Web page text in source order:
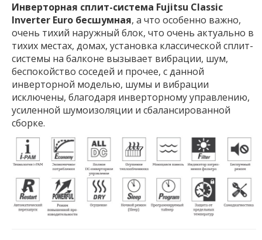
Инверторная сплит-система Fujitsu Classic
Inverter Euro бесшумная, а что особенно важно,
очень тихий наружный блок, что очень актуально в
тихих местах, домах, установка классической сплит-
системы на балконе вызывает вибрации, шум,
беспокойство соседей и прочее, с данной
инверторной моделью, шумы и вибрации
исключены, благодаря инверторному управлению,
усиленной шумоизоляции и сбалансированной
сборке.